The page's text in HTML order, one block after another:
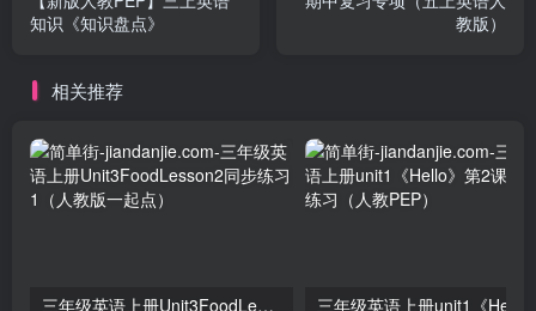
知识《知识盘点》
教版）
相关推荐
三年级英语上册Unit3FoodLesson2同步练习1（人教版一起点）